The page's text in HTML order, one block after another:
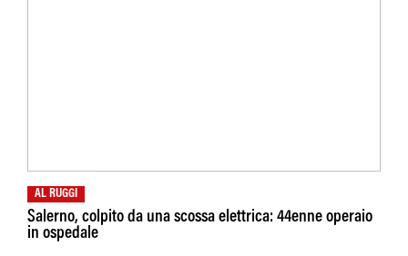
AL RUGGI
Salerno, colpito da una scossa elettrica: 44enne operaio
in ospedale